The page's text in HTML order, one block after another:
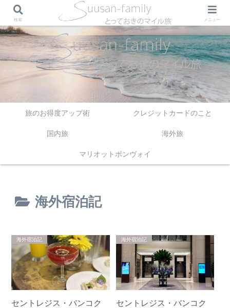
旅のお得度アップ術 クレジットカードのこと
国内旅 海外旅
マリオットボンヴォイ
海外宿泊記
海外宿泊記
セントレジス・バンコク
海外宿泊記
セントレジス・バンコク
検索 メニュー